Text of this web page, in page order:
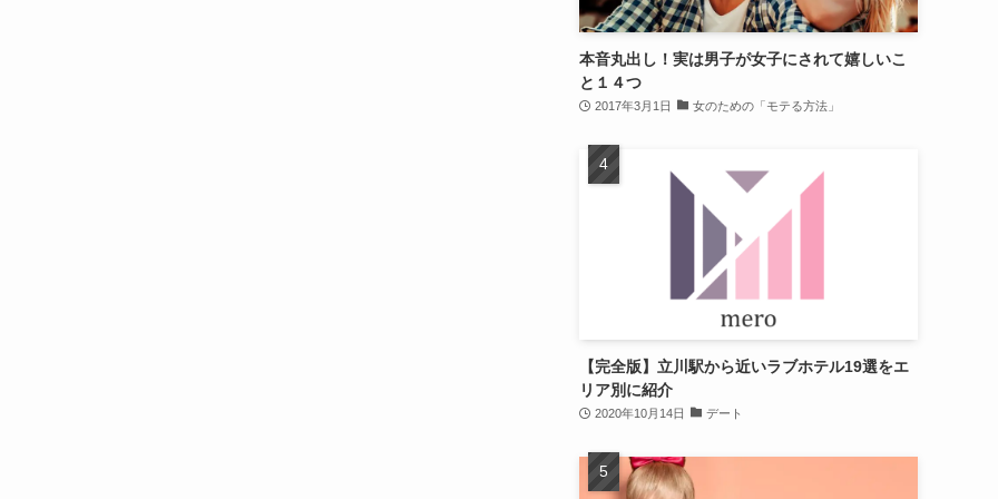
本音丸出し！実は男子が女子にされて嬉しいこ
と１４つ
2017年3月1日 女のための「モテる方法」
【完全版】立川駅から近いラブホテル19選をエ
リア別に紹介
2020年10月14日 デート